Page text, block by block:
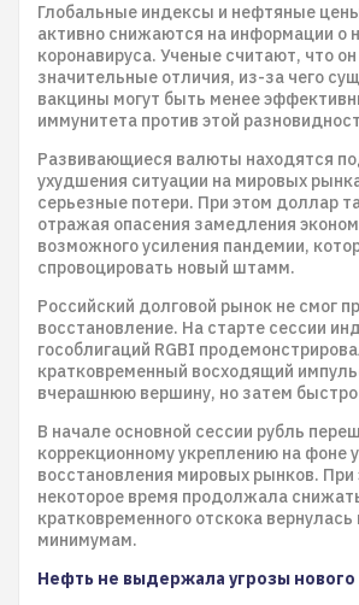
Глобальные индексы и нефтяные
активно снижаются на информации о
коронавируса. Ученые считают, что
значительные отличия, из-за чего
вакцины могут быть менее
иммунитета против этой
Развивающиеся валюты находятся
ухудшения ситуации на мировых
серьезные потери. При этом доллар
отражая опасения замедления
возможного усиления пандемии,
спровоцировать новый штамм.
Российский долговой рынок не смог
восстановление. На старте сессии
гособлигаций RGBI
кратковременный восходящий
вчерашнюю вершину, но затем
В начале основной сессии рубль
коррекционному укреплению на фоне
восстановления мировых рынков.
некоторое время продолжала
кратковременного отскока
минимумам.
Нефть не выдержала угрозы